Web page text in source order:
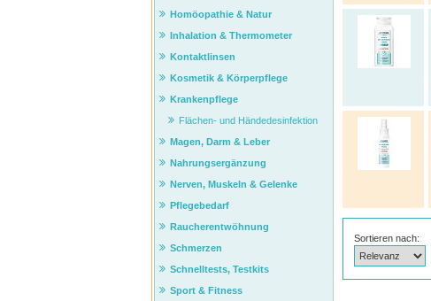
Sortieren nach:
Homöopathie & Natur
Inhalation & Thermometer
Kontaktlinsen
Kosmetik & Körperpflege
Krankenpflege
Flächen- und Händedesinfektion
Magen, Darm & Leber
Nahrungsergänzung
Nerven, Muskeln & Gelenke
Pflegebedarf
Raucherentwöhnung
Schmerzen
Schnelltests, Testkits
Sport & Fitness